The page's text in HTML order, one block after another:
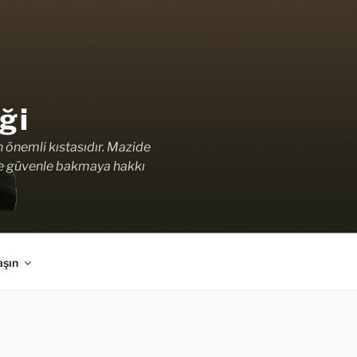
kıstasıdır. Mazide
bakmaya hakkı